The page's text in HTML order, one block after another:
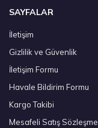
Sava
SAYFALAR
İletişim
Gizlilik ve Güvenlik
İletişim Formu
Havale Bildirim Formu
Kargo Takibi
Mesafeli Satış